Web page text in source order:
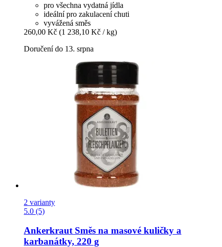
pro všechna vydatná jídla
ideální pro zakulacení chuti
vyvážená směs
260,00 Kč (1 238,10 Kč / kg)
Doručení do 13. srpna
2 varianty
5.0 (5)
Ankerkraut Směs na masové kuličky a
karbanátky, 220 g